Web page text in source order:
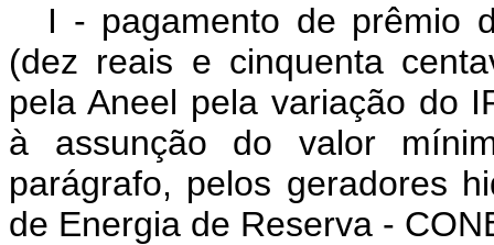
I - pagamento de prêmio
(dez reais e cinquenta
pela Aneel pela variação do
à assunção do valor
parágrafo, pelos geradores
de Energia de Reserva -